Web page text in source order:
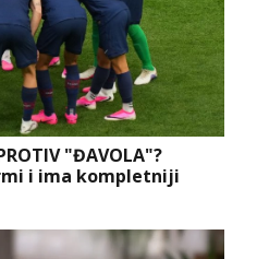
"ĐAVOLA"?
i ima kompletniji